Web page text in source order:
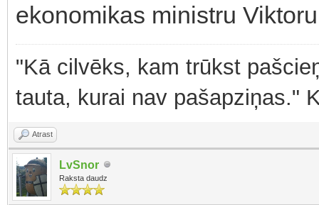
ekonomikas ministru
"Kā cilvēks, kam trūkst
tauta, kurai nav pašapziņas."
Atrast
LvSnor
Raksta daudz